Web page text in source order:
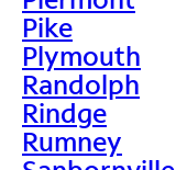
Pike
Plymouth
Randolph
Rindge
Rumney